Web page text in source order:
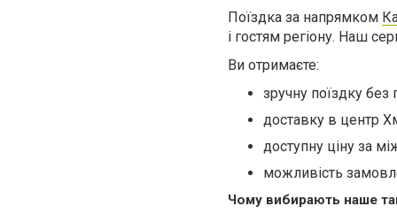
Поїздка за напрямком
і гостям регіону. Наш
Ви отримаєте:
зручну поїздку без
доставку в центр
доступну ціну за
можливість
Чому вибирають наше